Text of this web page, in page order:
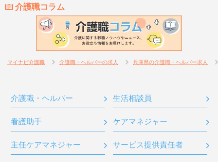
介護職コラム
マイナビ介護職 介護職・ヘルパーの求人 兵庫県の介護職・ヘルパー求人
介護職・ヘルパー 生活相談員
看護助手 ケアマネジャー
主任ケアマネジャー サービス提供責任者